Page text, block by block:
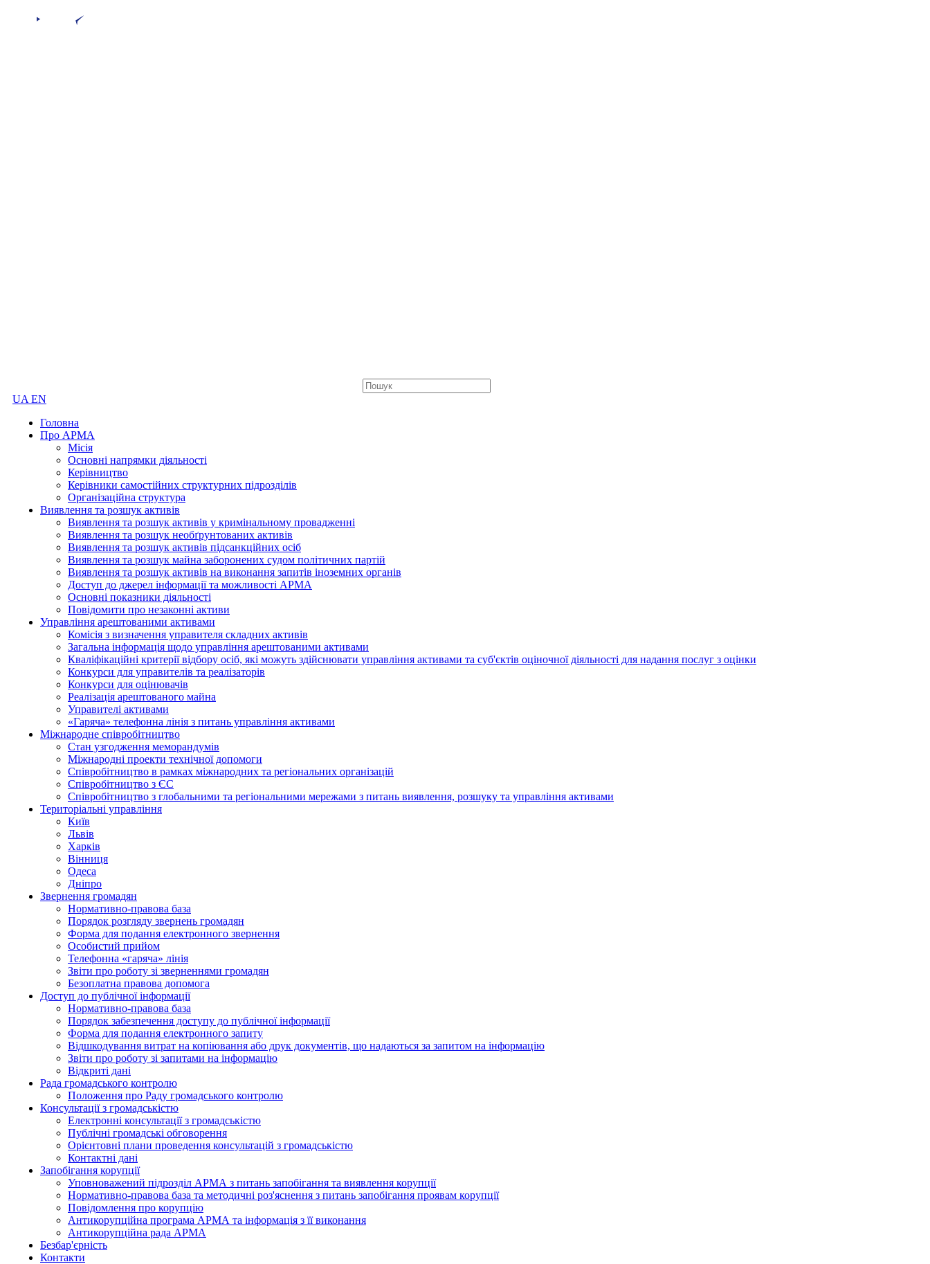
UA EN
Головна
Про АРМА
Місія
Основні напрямки діяльності
Керівництво
Керівники самостійних структурних підрозділів
Організаційна структура
Виявлення та розшук активів
Виявлення та розшук активів у кримінальному провадженні
Виявлення та розшук необґрунтованих активів
Виявлення та розшук активів підсанкційних осіб
Виявлення та розшук майна заборонених судом політичних партій
Виявлення та розшук активів на виконання запитів іноземних органів
Доступ до джерел інформації та можливості АРМА
Основні показники діяльності
Повідомити про незаконні активи
Управління арештованими активами
Комісія з визначення управителя складних активів
Загальна інформація щодо управління арештованими активами
Кваліфікаційні критерії відбору осіб, які можуть здiйснювати управління активами та суб'єктів оціночної діяльності для надання послуг з оцінки
Конкурси для управителів та реалізаторів
Конкурси для оцінювачів
Реалізація арештованого майна
Управителі активами
«Гаряча» телефонна лінія з питань управління активами
Міжнародне співробітництво
Стан узгодження меморандумів
Міжнародні проекти технічної допомоги
Співробітництво в рамках міжнародних та регіональних організацій
Співробітництво з ЄС
Співробітництво з глобальними та регіональними мережами з питань виявлення, розшуку та управління активами
Територіальні управління
Київ
Львів
Харків
Вінниця
Одеса
Дніпро
Звернення громадян
Нормативно-правова база
Порядок розгляду звернень громадян
Форма для подання електронного звернення
Особистий прийом
Телефонна «гаряча» лінія
Звіти про роботу зі зверненнями громадян
Безоплатна правова допомога
Доступ до публічної інформації
Нормативно-правова база
Порядок забезпечення доступу до публічної інформації
Форма для подання електронного запиту
Відшкодування витрат на копіювання або друк документів, що надаються за запитом на інформацію
Звіти про роботу зі запитами на інформацію
Відкриті дані
Рада громадського контролю
Положення про Раду громадського контролю
Консультації з громадськістю
Електронні консультації з громадськістю
Публічні громадські обговорення
Орієнтовні плани проведення консультацій з громадськістю
Контактні дані
Запобігання корупції
Уповноважений підрозділ АРМА з питань запобігання та виявлення корупції
Нормативно-правова база та методичні роз'яснення з питань запобігання проявам корупції
Повідомлення про корупцію
Антикорупційна програма АРМА та інформація з її виконання
Антикорупційна рада АРМА
Безбар'єрність
Контакти